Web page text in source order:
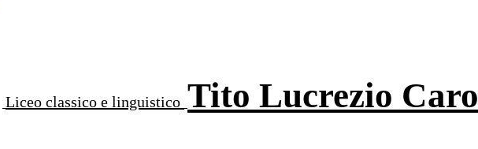
Liceo classico e linguistico Tito Lucrezio Caro